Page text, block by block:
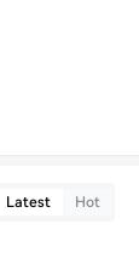
Latest Hot